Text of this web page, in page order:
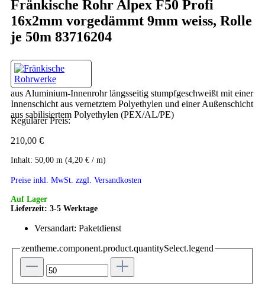
Fränkische Rohr Alpex F50 Profi
16x2mm vorgedämmt 9mm weiss, Rolle
je 50m 83716204
aus Aluminium-Innenrohr längsseitig stumpfgeschweißt mit einer
Innenschicht aus vernetztem Polyethylen und einer Außenschicht
aus sabilisiertem Polyethylen (PEX/AL/PE)
Regulärer Preis:
210,00 €
Inhalt: 50,00 m (4,20 € / m)
Preise inkl. MwSt. zzgl. Versandkosten
Auf Lager
Lieferzeit: 3-5 Werktage
Versandart: Paketdienst
zentheme.component.product.quantitySelect.legend